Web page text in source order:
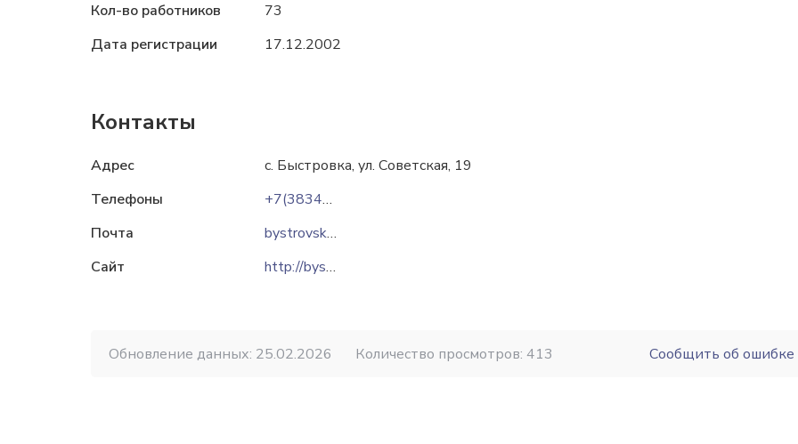
Кол-во работников
73
Дата регистрации
17.12.2002
Контакты
Адрес
с. Быстровка, ул. Советская, 19
Телефоны
+7(38343) 59-190
Почта
bystrovskoe@mail.ru
Сайт
http://bystrovskoye.ru
Обновление данных: 25.02.2026 Количество просмотров: 413 Сообщить об ошибке